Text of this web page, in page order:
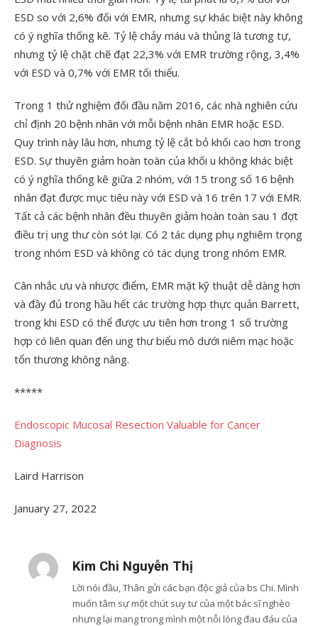
ESD so với 2,6% đối với EMR, nhưng sự khác biệt này không
có ý nghĩa thống kê. Tỷ lệ chảy máu và thủng là tương tự,
nhưng tỷ lệ chặt chẽ đạt 22,3% với EMR trường rộng, 3,4%
với ESD và 0,7% với EMR tối thiểu.
Trong 1 thử nghiệm đối đầu năm 2016, các nhà nghiên cứu
chỉ định 20 bệnh nhân với mỗi bệnh nhân EMR hoặc ESD.
Quy trình này lâu hơn, nhưng tỷ lệ cắt bỏ khối cao hơn trong
ESD. Sự thuyên giảm hoàn toàn của khối u không khác biệt
có ý nghĩa thống kê giữa 2 nhóm, với 15 trong số 16 bệnh
nhân đạt được mục tiêu này với ESD và 16 trên 17 với EMR.
Tất cả các bệnh nhân đều thuyên giảm hoàn toàn sau 1 đợt
điều trị ung thư còn sót lại. Có 2 tác dụng phụ nghiêm trọng
trong nhóm ESD và không có tác dụng trong nhóm EMR.
Cân nhắc ưu và nhược điểm, EMR mặt kỹ thuật dễ dàng hơn
và đầy đủ trong hầu hết các trường hợp thực quản Barrett,
trong khi ESD có thể được ưu tiên hơn trong 1 số trường
hợp có liên quan đến ung thư biểu mô dưới niêm mạc hoặc
tổn thương không nâng.
*****
Endoscopic Mucosal Resection Valuable for Cancer
Diagnosis
Laird Harrison
January 27, 2022
Kim Chi Nguyễn Thị
Lời nói đầu, Thân gửi các bạn độc giả của bs Chi. Mình
muốn tâm sự một chút suy tư của một bác sĩ nghèo
nhưng lại mang trong mình một nỗi lòng đau đáu của